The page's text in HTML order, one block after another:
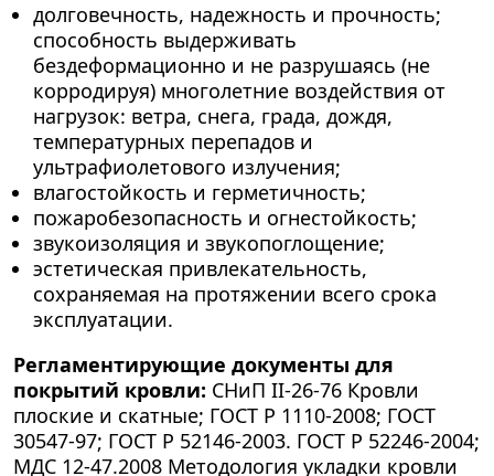
долговечность, надежность и прочность;
способность выдерживать
бездеформационно и не разрушаясь (не
корродируя) многолетние воздействия от
нагрузок: ветра, снега, града, дождя,
температурных перепадов и
ультрафиолетового излучения;
влагостойкость и герметичность;
пожаробезопасность и огнестойкость;
звукоизоляция и звукопоглощение;
эстетическая привлекательность,
сохраняемая на протяжении всего срока
эксплуатации.
Регламентирующие документы для
покрытий кровли: СНиП II-26-76 Кровли
плоские и скатные; ГОСТ Р 1110-2008; ГОСТ
30547-97; ГОСТ Р 52146-2003. ГОСТ Р 52246-2004;
МДС 12-47.2008 Методология укладки кровли